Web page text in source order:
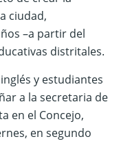
ciudad,
–a partir del
distritales.
y estudiantes
a la secretaria de
en el Concejo,
en segundo